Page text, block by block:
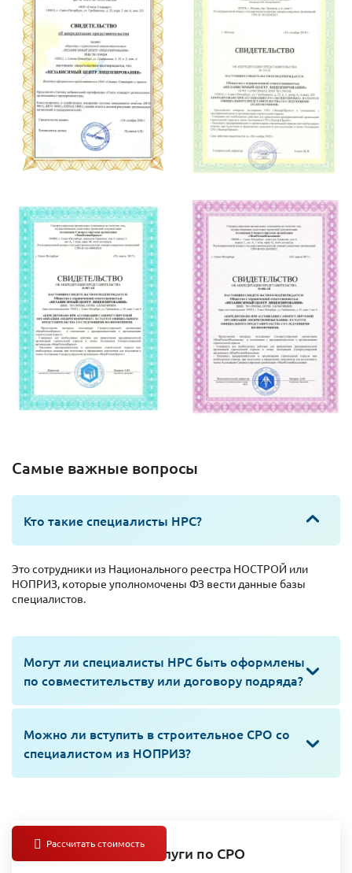
Самые важные вопросы
Кто такие специалисты НРС?
Это сотрудники из Национального реестра НОСТРОЙ или
НОПРИЗ, которые уполномочены ФЗ вести данные базы
специалистов.
Могут ли специалисты НРС быть оформлены
по совместительству или договору подряда?
Можно ли вступить в строительное СРО со
специалистом из НОПРИЗ?
Наши услуги по СРО